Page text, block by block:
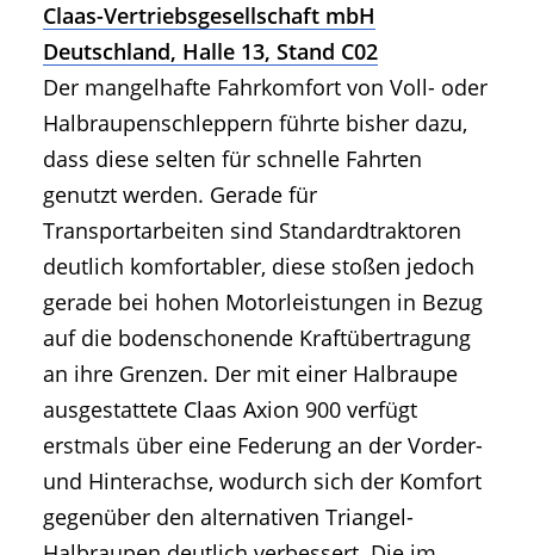
Claas-Vertriebsgesellschaft mbH
Deutschland, Halle 13, Stand C02
Der mangelhafte Fahrkomfort von Voll- oder
Halbraupenschleppern führte bisher dazu,
dass diese selten für schnelle Fahrten
genutzt werden. Gerade für
Transportarbeiten sind Standardtraktoren
deutlich komfortabler, diese stoßen jedoch
gerade bei hohen Motorleistungen in Bezug
auf die bodenschonende Kraftübertragung
an ihre Grenzen. Der mit einer Halbraupe
ausgestattete Claas Axion 900 verfügt
erstmals über eine Federung an der Vorder-
und Hinterachse, wodurch sich der Komfort
gegenüber den alternativen Triangel-